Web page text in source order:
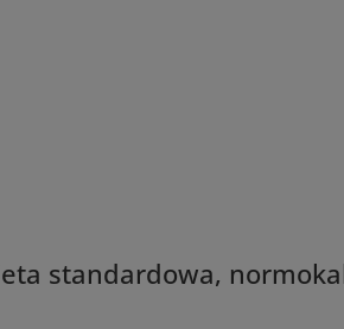
standardowa,